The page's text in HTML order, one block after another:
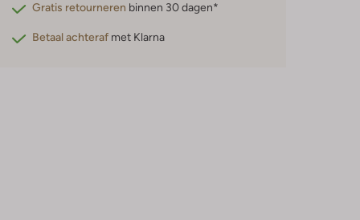
Gratis retourneren binnen 30 dagen*
Betaal achteraf met Klarna